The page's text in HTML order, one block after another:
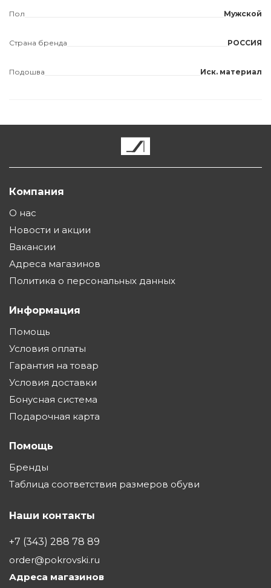
Пол Мужской
Страна бренда РОССИЯ
Подошва Иск. материал
Компания
О нас
Новости и акции
Вакансии
Адреса магазинов
Политика о персональных данных
Информация
Помощь
Условия оплаты
Гарантия на товар
Условия доставки
Бонусная система
Подарочная карта
Помощь
Бренды
Таблица соответствия размеров обуви
Наши контакты
+7 (343) 288 78 89
order@pokrovski.ru
Адреса магазинов